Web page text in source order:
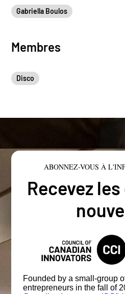
Gabriella Boulos
Membres
Disco
ABONNEZ-VOUS À
Recevez